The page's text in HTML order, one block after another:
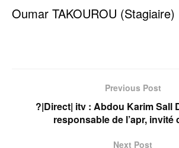
Oumar TAKOUROU (Stagiaire)
Previous Post
?|Direct| itv : Abdou Karim Sall
responsable de l’apr, invité
Next Post